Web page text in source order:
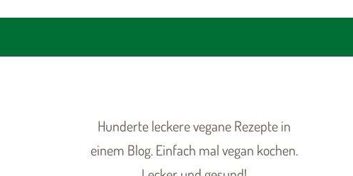
Hunderte leckere vegane Rezepte in
einem Blog. Einfach mal vegan kochen.